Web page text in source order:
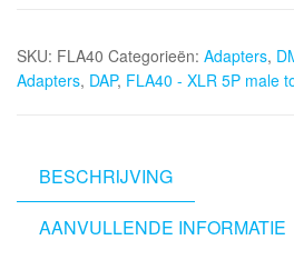
5P
male
female
aantal
SKU: FLA40 Categorieën: Adapters,
Adapters, DAP, FLA40 - XLR 5P male
BESCHRIJVING
AANVULLENDE INFORMATIE